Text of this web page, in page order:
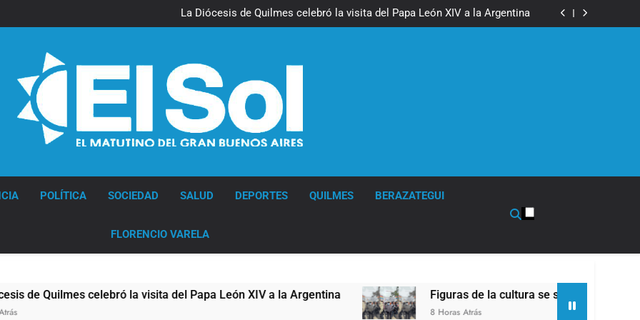
La Diócesis de Quilmes celebró la visita del Papa León XIV a la Argentina
Figuras de la cultura se sumaron a la marcha frente al Congreso contra la
La Diócesis de Quilmes celebró la visita del Papa León XIV a la Argentina
Figuras de la cultura se sumaron a la marcha frente al Congreso contra la
Nueva jornada negativa para los activos argentinos: cayeron las acciones
en Wall Street y el riesgo país quedó al borde de los 450 puntos
POLÍTICA SOCIEDAD SALUD DEPORTES QUILMES BERAZATEGUI
FLORENCIO VARELA
celebró la visita del Papa León XIV a la Argentina Figuras de la cultura se sumaron a la marcha
8 Horas Atrás